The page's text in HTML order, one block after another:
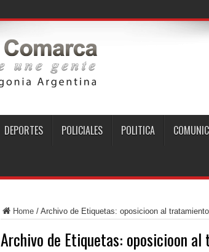
DEPORTES POLICIALES POLITICA
Home/ Archivo de Etiquetas: oposicioon al
Archivo de Etiquetas: oposicioon